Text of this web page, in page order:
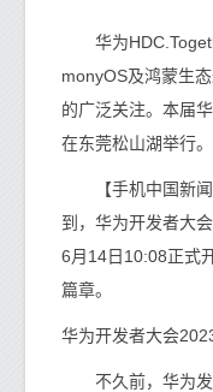
华为
monyOS及鸿蒙生
的广泛关注。本届
在东莞松山湖举行。
【手机中国新闻
到，华为开发者大
6月14日10:08正式
篇章。
华为开发者大会
不久前，华为发